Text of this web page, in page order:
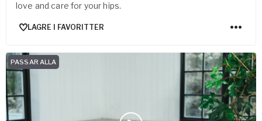
love and care for your hips.
LAGRE I FAVORITTER
PASSAR ALLA